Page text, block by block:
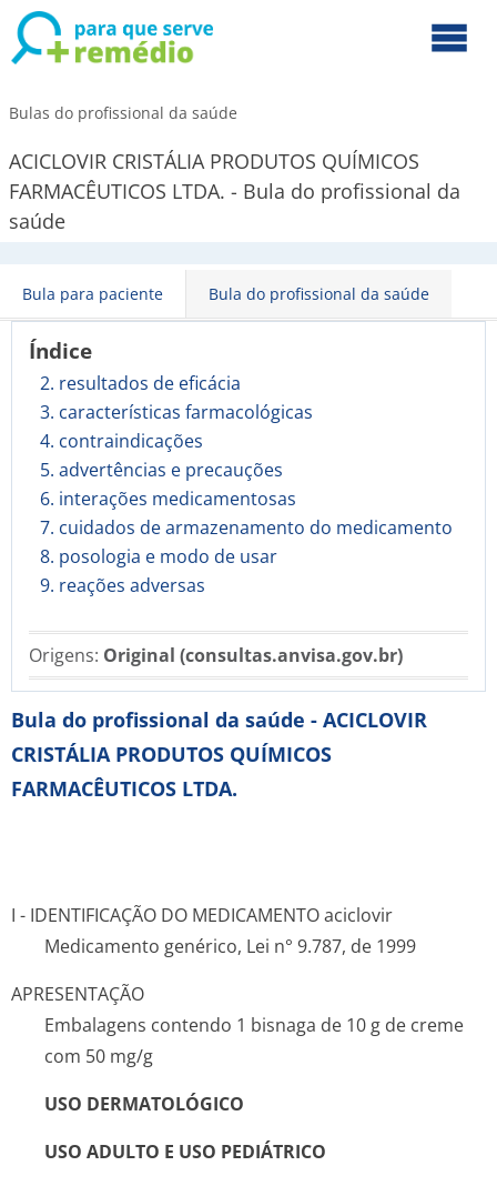
Bulas do profissional da saúde
ACICLOVIR CRISTÁLIA PRODUTOS QUÍMICOS
FARMACÊUTICOS LTDA. - Bula do profissional da
saúde
Bula para paciente Bula do profissional da saúde
Índice
2. resultados de eficácia
3. características farmacológicas
4. contraindicações
5. advertências e precauções
6. interações medicamentosas
7. cuidados de armazenamento do medicamento
8. posologia e modo de usar
9. reações adversas
Origens: Original (consultas.anvisa.gov.br)
Bula do profissional da saúde - ACICLOVIR
CRISTÁLIA PRODUTOS QUÍMICOS
FARMACÊUTICOS LTDA.
I - IDENTIFICAÇÃO DO MEDICAMENTO aciclovir
Medicamento genérico, Lei n° 9.787, de 1999
APRESENTAÇÃO
Embalagens contendo 1 bisnaga de 10 g de creme
com 50 mg/g
USO DERMATOLÓGICO
USO ADULTO E USO PEDIÁTRICO